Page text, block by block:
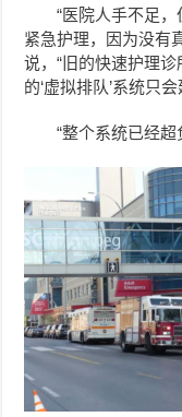
“医院人手不足
紧急护理，因为没有
说，“旧的快速护理
的‘虚拟排队’系统只
“整个系统已经